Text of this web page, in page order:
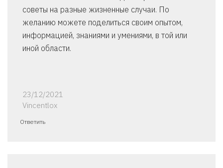
советы на разные жизненные случаи. По
желанию можете поделиться своим опытом,
информацией, знаниями и умениями, в той или
иной области.
23/12/2021
Vincentlox
Ответить